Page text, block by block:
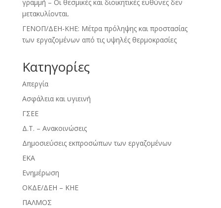
γραμμή – Οι θεσμικές και διοικητικές ευθύνες δεν
μετακυλίονται.
ΓΕΝΟΠ/ΔΕΗ-ΚΗΕ: Μέτρα πρόληψης και προστασίας
των εργαζομένων από τις υψηλές θερμοκρασίες
Kατηγορίες
Απεργία
Ασφάλεια και υγιεινή
ΓΣΕΕ
Δ.Τ. – Ανακοινώσεις
Δημοσιεύσεις εκπροσώπων των εργαζομένων
ΕΚΑ
Ενημέρωση
ΟΚΔΕ/ΔΕΗ – ΚΗΕ
ΠΑΛΜΟΣ